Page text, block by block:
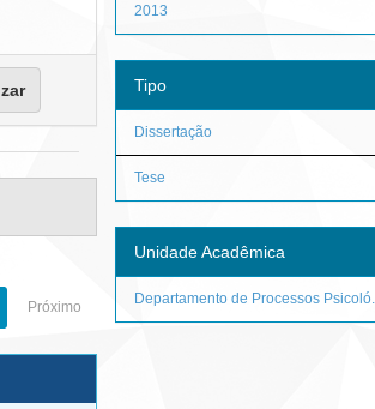
Próximo
2013
Tipo
Dissertação
Tese
Unidade Acadêmica
Departamento de Processos Psicoló...